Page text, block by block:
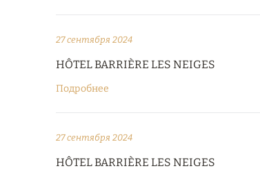
27 сентября 2024
HÔTEL BARRIÈRE LES NEIGES
Подробнее
27 сентября 2024
HÔTEL BARRIÈRE LES NEIGES